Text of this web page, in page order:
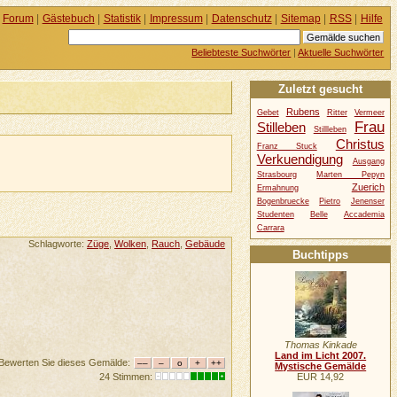
Schlagworte:Züge ,Wolken ,Rauch ,Gebäude
Sie dieses Gemälde:
24 Stimmen:
Forum| Gästebuch | Statistik| Impressum| Datenschutz| Sitemap| RSS| Hilfe
Beliebteste Suchwörter |Aktuelle Suchwörter
Zuletzt gesucht
Gebet Rubens Ritter Vermeer
Stilleben Stillleben Frau
Franz Stuck
Christus
Verkuendigung
Ausgang
Strasbourg
Marten Pepyn
Ermahnung
Zuerich
Bogenbruecke Pietro
Jenenser
Studenten
Belle
Accademia
Carrara
Buchtipps
Thomas Kinkade
Land im Licht 2007.
Mystische Gemälde
EUR 14,92